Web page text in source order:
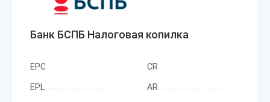
Банк БСПБ Налоговая копилка
EPC CR
EPL AR